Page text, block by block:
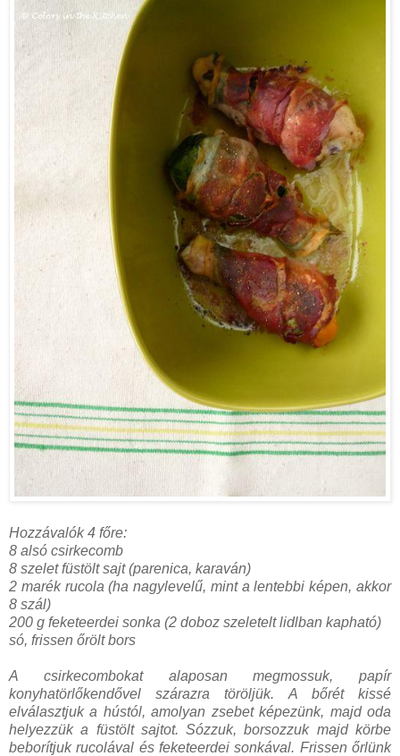
Hozzávalók 4 főre:
8 alsó csirkecomb
8 szelet füstölt sajt (parenica, karaván)
2 marék rucola (ha nagylevelű, mint a lentebbi képen, akkor
8 szál)
200 g feketeerdei sonka (2 doboz szeletelt lidlban kapható)
só, frissen őrölt bors
A csirkecombokat alaposan megmossuk, papír
konyhatörlőkendővel szárazra töröljük. A bőrét kissé
elválasztjuk a hústól, amolyan zsebet képezünk, majd oda
helyezzük a füstölt sajtot. Sózzuk, borsozzuk majd körbe
beborítjuk rucolával és feketeerdei sonkával. Frissen őrlünk